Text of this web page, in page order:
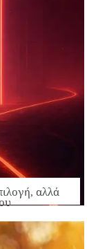
αλλά